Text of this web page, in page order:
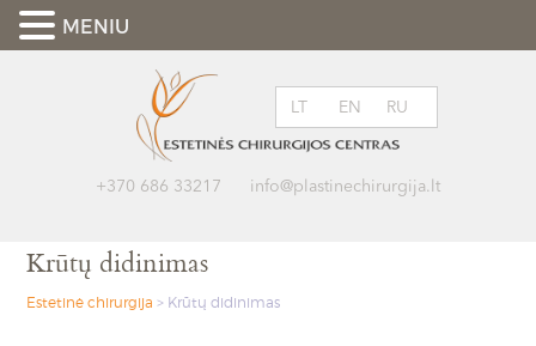
+370 686 33217 info@plastinechirurgija.lt
LT EN RU
Krūtų didinimas
Estetinė chirurgija > Krūtų didinimas
MENIU